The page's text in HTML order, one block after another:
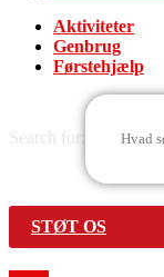
Aktiviteter
Genbrug
Førstehjælp
Search for:
STØT OS